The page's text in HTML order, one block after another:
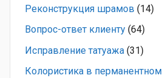
Pеконструкция шрамов (14)
Вопрос-ответ клиенту (64)
Исправление татуажа (31)
Колористика в